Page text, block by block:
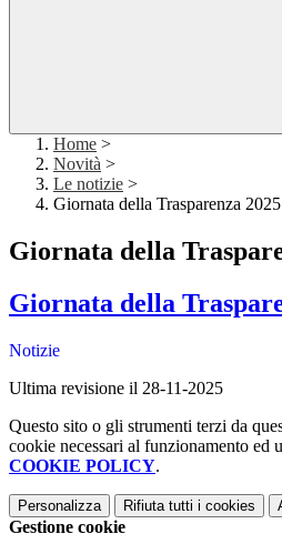
Home >
Novità >
Le notizie >
Giornata della Trasparenza 2025
Giornata della
Giornata della
Notizie
Ultima revisione il 28-11-2025
Questo sito o gli strumenti terzi da
cookie necessari al funzionamento ed
COOKIE POLICY.
Personalizza Rifiuta tutti i cookies
Gestione cookie